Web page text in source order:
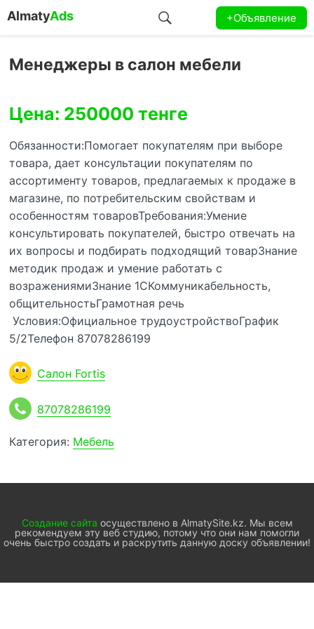
AlmatyAds +Объявление
Менеджеры в салон мебели
Цена: 250000 тенге
Обязанности:Помогает покупателям при выборе
товара, дает консультации покупателям по
ассортименту товаров, предлагаемых к продаже в
магазине, по потребительским свойствам и
особенностям товаровТребования:Умение
консультировать покупателей, быстро отвечать на
их вопросы и подбирать подходящий товарЗнание
методик продаж и умение работать с
возражениямиЗнание 1СКоммуникабельность,
общительностьГрамотная речь
Условия:Официальное трудоустройствоГрафик
5/2Телефон 87078286199
Салон Fortis
87078286199
Категория: Мебель
Создание сайта осуществлено в AlmatySite.kz. Мы всем
рекомендуем эту веб студию, потому что они нам помогли
очень быстро создать и раскрутить данную доску объявлении!